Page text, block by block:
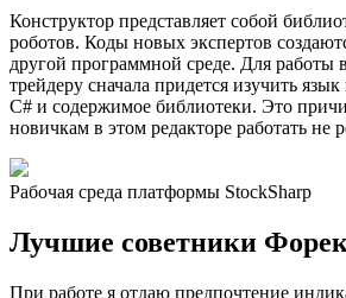
Конструктор представляет собой
роботов. Коды новых экспертов
другой программной среде. Для работы
трейдеру сначала придется изучить
С# и содержимое библиотеки. Это
новичкам в этом редакторе работать не
Рабочая среда платформы StockSharp
Лучшие советники
При работе я отдаю предпочтение